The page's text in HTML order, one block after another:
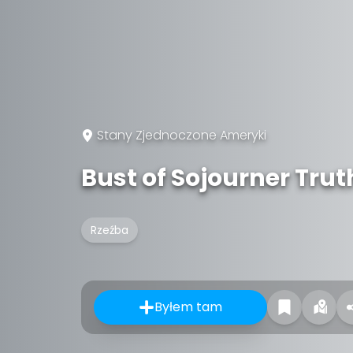
Stany Zjednoczone Ameryki
Bust of Sojourner
Rzeźba
Byłem tam